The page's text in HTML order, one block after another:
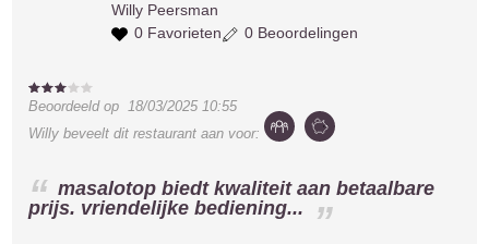
Willy Peersman
0 Favorieten
0 Beoordelingen
Beoordeeld op18/03/2025 10:55
Willy beveelt dit restaurant aan voor:
masalotop biedt kwaliteit aan betaalbare
prijs. vriendelijke bediening...